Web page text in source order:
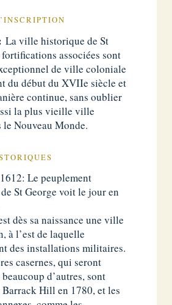
La ville historique de St
associées sont
de ville coloniale
du début du XVIIe siècle et
continue, sans oublier
la plus vieille ville
le Nouveau Monde.
Le peuplement
St George voit le jour en
dès sa naissance une ville
à l’est de laquelle
des installations militaires.
casernes, qui seront
d’autres, sont
Barrack Hill en 1780, et les